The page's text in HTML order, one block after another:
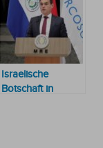
Israelische
Botschaft in